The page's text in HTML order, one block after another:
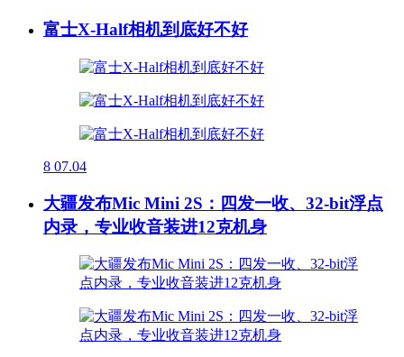
富士X-Half相机到底好不好
8 07.04
大疆发布Mic Mini 2S：四发一收、32-bit浮点
内录，专业收音装进12克机身